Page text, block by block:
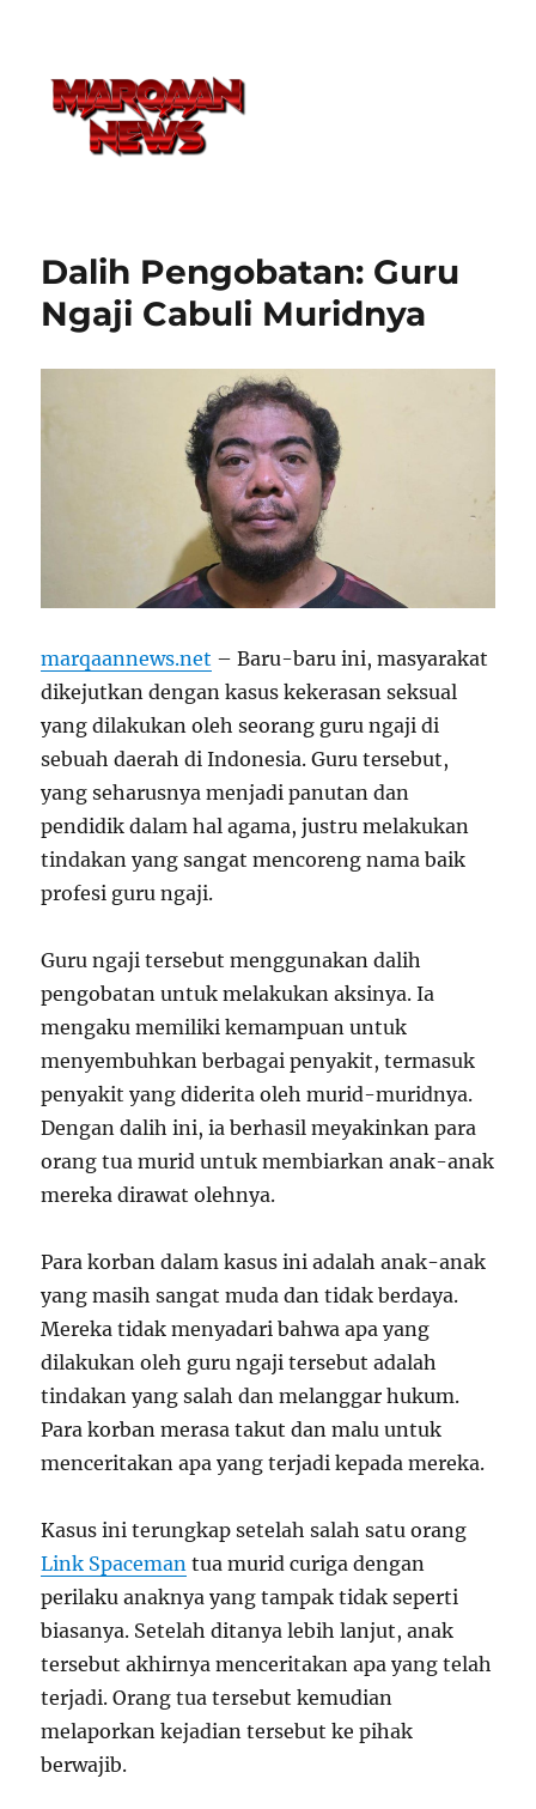
Dalih Pengobatan: Guru
Ngaji Cabuli Muridnya
marqaannews.net –Baru-baru ini, masyarakat
dikejutkan dengan kasus kekerasan seksual
yang dilakukan oleh seorang guru ngaji di
sebuah daerah di Indonesia. Guru tersebut,
yang seharusnya menjadi panutan dan
pendidik dalam hal agama, justru melakukan
tindakan yang sangat mencoreng nama baik
profesi guru ngaji.
Guru ngaji tersebut menggunakan dalih
pengobatan untuk melakukan aksinya. Ia
mengaku memiliki kemampuan untuk
menyembuhkan berbagai penyakit, termasuk
penyakit yang diderita oleh murid-muridnya.
Dengan dalih ini, ia berhasil meyakinkan para
orang tua murid untuk membiarkan anak-anak
mereka dirawat olehnya.
Para korban dalam kasus ini adalah anak-anak
yang masih sangat muda dan tidak berdaya.
Mereka tidak menyadari bahwa apa yang
dilakukan oleh guru ngaji tersebut adalah
tindakan yang salah dan melanggar hukum.
Para korban merasa takut dan malu untuk
menceritakan apa yang terjadi kepada mereka.
Kasus ini terungkap setelah salah satu orang
Link Spaceman tua murid curiga dengan
perilaku anaknya yang tampak tidak seperti
biasanya. Setelah ditanya lebih lanjut, anak
tersebut akhirnya menceritakan apa yang telah
terjadi. Orang tua tersebut kemudian
melaporkan kejadian tersebut ke pihak
berwajib.